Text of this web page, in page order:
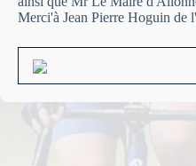
Merci'à Jean Pierre Hoguin de